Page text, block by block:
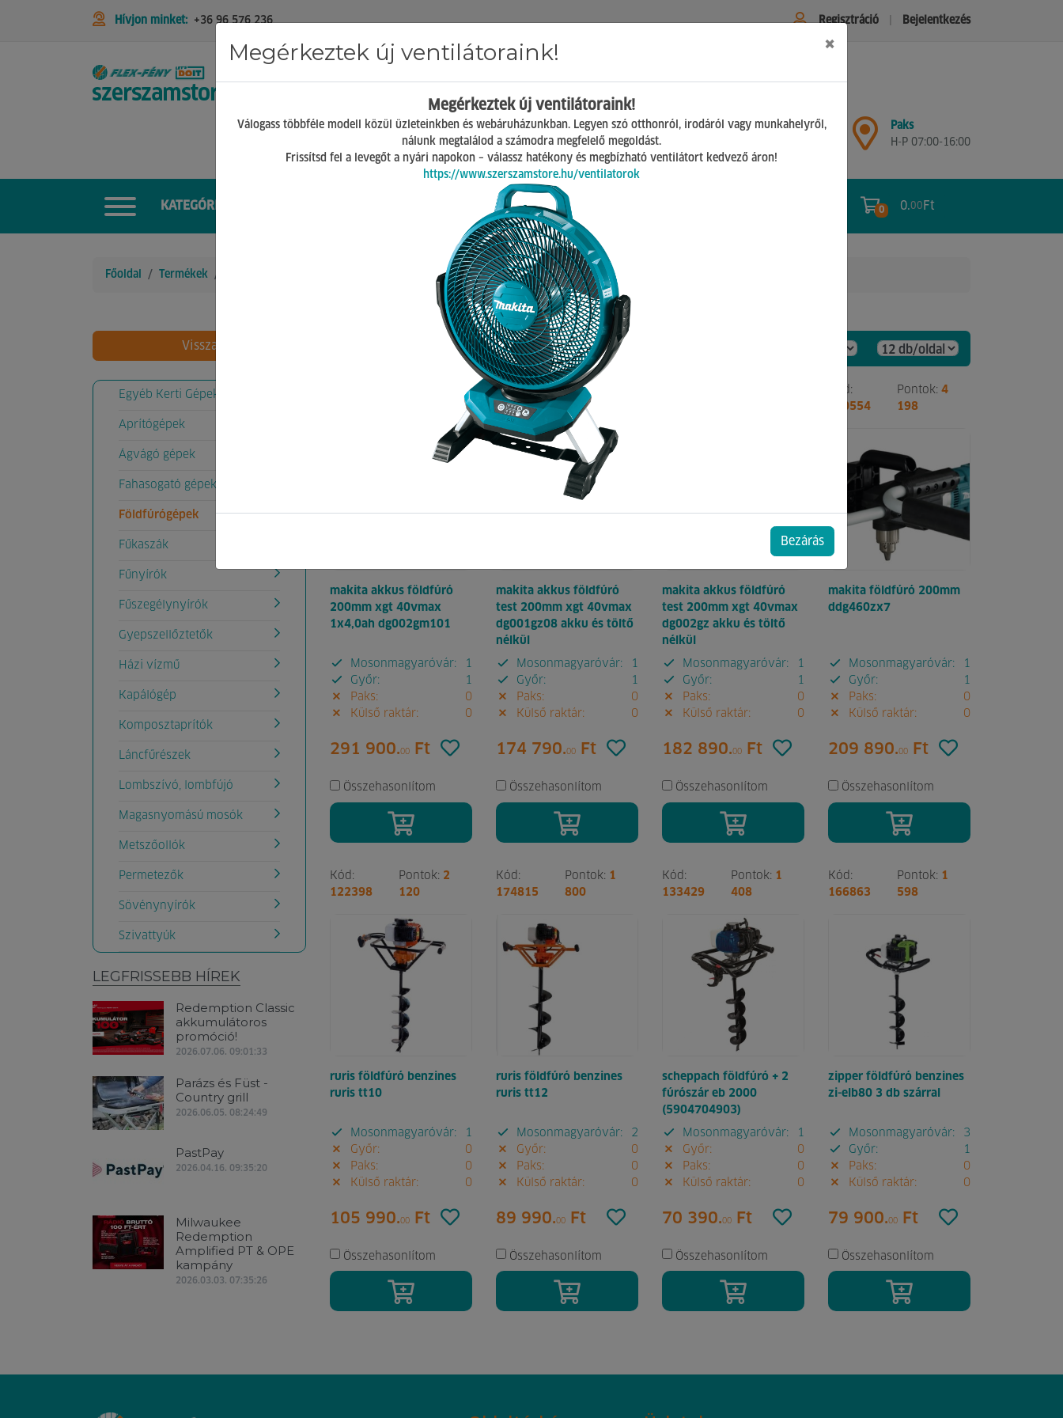
Hívjon minket: +36 96 576 236 Regisztráció Bejelentkezés
STIHL Hírek ÁSZF GY.I.K. Kapcsolat
Mosonmagyaróvár
H-P 07:00-17:00
Sz 08:00-12:00
Győr
Sz 08:00-12:00
Paks
H-P 07:00-16:00
KATEGÓRIÁK 0 0.00 Ft
Főoldal Termékek
Vissza
Egyéb Kerti Gépek
Aprítógépek
Ágvágó gépek
Fahasogató gépek
Földfúrógépek
Fűkaszák
Fűnyírók
Fűszegélynyírók
Gyepszellőztetők
Házi vízmű
Kapálógép
Komposztaprítók
Láncfűrészek
Lombszívó, lombfújó
Magasnyomású mosók
Metszőollók
Permetezők
Sövénynyírók
Szivattyúk
LEGFRISSEBB HÍREK
Redemption Classic
akkumulátoros
promóció!
2026.07.06. 09:01:33
Parázs és Füst -
Country grill
2026.06.05. 08:24:49
PastPay
2026.04.16. 09:35:20
Milwaukee
Redemption
Amplified PT & OPE
kampány
2026.03.03. 07:35:26
csak akciósak
makita akkus földfúró
200mm xgt 40vmax
1x4,0ah dg002gm101
Mosonmagyaróvár:
1
Győr:
1
Paks:
0
Külső raktár:
0
291 900.00 Ft
Összehasonlítom
Kód:
133201
Pontok:
496
makita akkus földfúró
test 200mm xgt 40vmax
dg001gz08 akku és töltő
nélkül
Mosonmagyaróvár:
1
Győr:
1
Paks:
0
Külső raktár:
0
174 790.00 Ft
Összehasonlítom
makita akkus földfúró
test 200mm xgt 40vmax
dg002gz akku és töltő
nélkül
Mosonmagyaróvár:
1
Győr:
1
Paks:
0
Külső raktár:
0
182 890.00 Ft
Összehasonlítom
Kód:
120554
Pontok: 4
198
makita földfúró 200mm
ddg460zx7
Mosonmagyaróvár:
1
Győr:
1
Paks:
0
Külső raktár:
0
209 890.00 Ft
Összehasonlítom
Kód:
122398
Pontok: 2
120
ruris földfúró benzines
ruris tt10
Mosonmagyaróvár:
1
Győr:
0
Paks:
0
Külső raktár:
0
105 990.00 Ft
Összehasonlítom
Kód:
174815
Pontok: 1
800
ruris földfúró benzines
ruris tt12
Mosonmagyaróvár:
2
Győr:
0
Paks:
0
Külső raktár:
0
89 990.00 Ft
Összehasonlítom
Kód:
133429
Pontok: 1
408
scheppach földfúró + 2
fúrószár eb 2000
(5904704903)
Mosonmagyaróvár:
1
Győr:
0
Paks:
0
Külső raktár:
0
70 390.00 Ft
Összehasonlítom
Kód:
166863
Pontok: 1
598
zipper földfúró benzines
zi-elb80 3 db szárral
Mosonmagyaróvár:
3
Győr:
1
Paks:
0
Külső raktár:
0
79 900.00 Ft
Összehasonlítom
Megérkeztek új ventilátoraink! ×
Megérkeztek új ventilátoraink!
Válogass többféle modell közül üzleteinkben és webáruházunkban. Legyen szó otthonról, irodáról vagy munkahelyről,
nálunk megtalálod a számodra megfelelő megoldást.
Frissítsd fel a levegőt a nyári napokon – válassz hatékony és megbízható ventilátort kedvező áron!
https://www.szerszamstore.hu/ventilatorok
Bezárás